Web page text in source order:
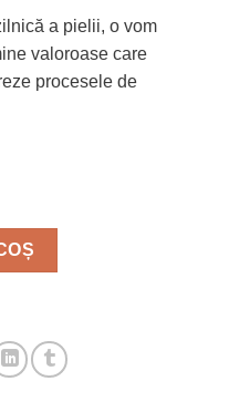
a pielii, o vom
valoroase care
procesele de